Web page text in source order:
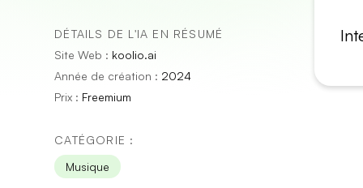
DÉTAILS DE L'IA EN RÉSUMÉ
Site Web : koolio.ai
Année de création : 2024
Prix : Freemium
CATÉGORIE :
Musique